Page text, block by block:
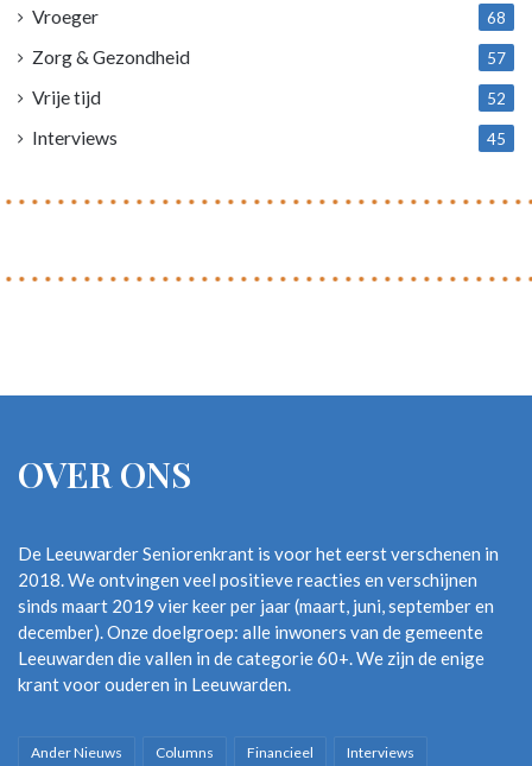
Vroeger 68
Zorg & Gezondheid 57
Vrije tijd 52
Interviews 45
OVER ONS
De Leeuwarder Seniorenkrant is voor het eerst verschenen in
2018. We ontvingen veel positieve reacties en verschijnen
sinds maart 2019 vier keer per jaar (maart, juni, september en
december). Onze doelgroep: alle inwoners van de gemeente
Leeuwarden die vallen in de categorie 60+. We zijn de enige
krant voor ouderen in Leeuwarden.
Ander Nieuws Columns Financieel Interviews